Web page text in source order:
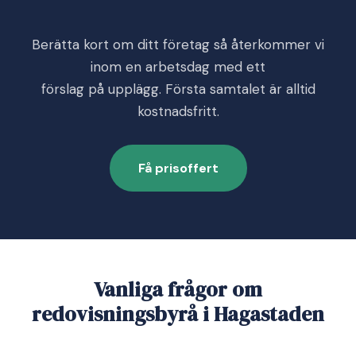
Berätta kort om ditt företag så återkommer vi
inom en arbetsdag med ett
förslag på upplägg. Första samtalet är alltid
kostnadsfritt.
Få prisoffert
Vanliga frågor om
redovisningsbyrå i Hagastaden